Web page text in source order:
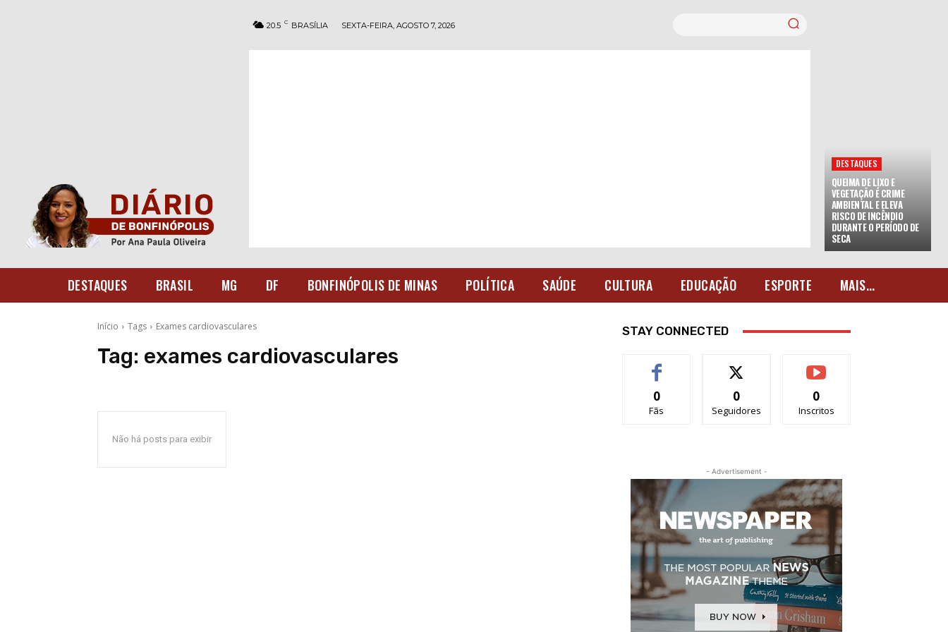
20.5 C BRASÍLIA SEXTA-FEIRA, AGOSTO 7, 2026
DESTAQUES
QUEIMA DE LIXO E
VEGETAÇÃO É CRIME
AMBIENTAL E ELEVA
RISCO DE INCÊNDIO
DURANTE O PERÍODO DE
SECA
DESTAQUES BRASIL MG DF BONFINÓPOLIS DE MINAS POLÍTICA SAÚDE CULTURA EDUCAÇÃO ESPORTE MAIS...
Início Tags Exames cardiovasculares
Tag: exames cardiovasculares
Não há posts para exibir
STAY CONNECTED
0
Fãs
0
Seguidores
0
Inscritos
- Advertisement -